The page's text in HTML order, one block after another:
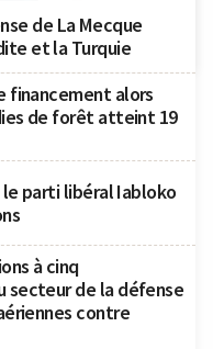
de La Mecque
et la Turquie
financement alors
de forêt atteint 19
parti libéral Iabloko
à cinq
secteur de la défense
contre